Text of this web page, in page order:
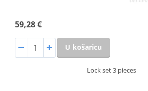
59,28 €
U košaricu
Lock set 3 pieces